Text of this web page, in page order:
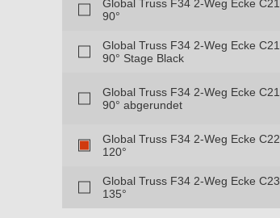
Global Truss F34 2-Weg Ecke C21
90°
Global Truss F34 2-Weg Ecke C21
90° Stage Black
Global Truss F34 2-Weg Ecke C21
90° abgerundet
Global Truss F34 2-Weg Ecke C22
120°
Global Truss F34 2-Weg Ecke C23
135°